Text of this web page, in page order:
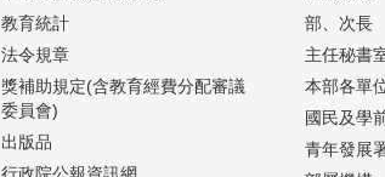
教育統計
法令規章
獎補助規定(含教育經費分配審議
委員會)
出版品
部、次長
主任秘書
本部各單
國民及學
青年發展